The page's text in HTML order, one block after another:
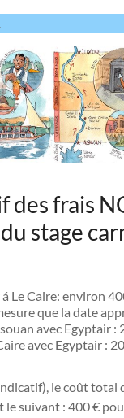
des frais
stage
Le Caire: environ
que la date
avec Egyptair :
avec Egyptair :
le coût total
le suivant : 400 €